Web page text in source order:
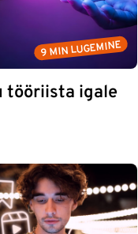
9 MIN LUGEMINE
tööriista igale